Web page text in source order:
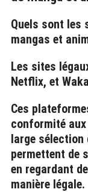
Quels sont les
mangas et
Les sites
Netflix, et
Ces
conformité
large sélection
permettent de
en regardant
manière légale.
r